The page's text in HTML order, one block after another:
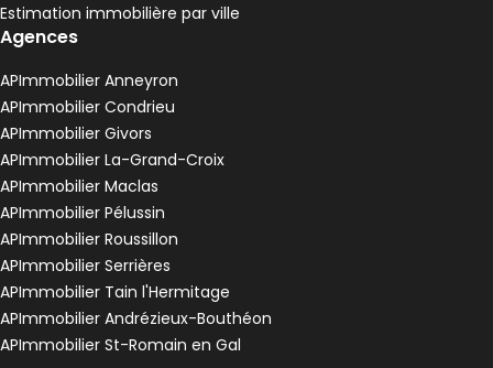
Estimation immobilière par ville
Agences
APImmobilier Anneyron
APImmobilier Condrieu
APImmobilier Givors
APImmobilier La-Grand-Croix
APImmobilier Maclas
APImmobilier Pélussin
APImmobilier Roussillon
APImmobilier Serrières
APImmobilier Tain l'Hermitage
APImmobilier Andrézieux-Bouthéon
APImmobilier St-Romain en Gal